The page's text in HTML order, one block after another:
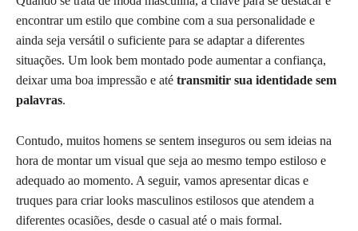
encontrar um estilo que combine com a sua personalidade e
ainda seja versátil o suficiente para se adaptar a diferentes
situações. Um look bem montado pode aumentar a confiança,
deixar uma boa impressão e até transmitir sua identidade sem
palavras.
Contudo, muitos homens se sentem inseguros ou sem ideias na
hora de montar um visual que seja ao mesmo tempo estiloso e
adequado ao momento. A seguir, vamos apresentar dicas e
truques para criar looks masculinos estilosos que atendem a
diferentes ocasiões, desde o casual até o mais formal.